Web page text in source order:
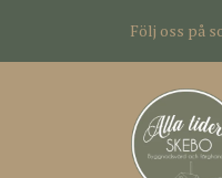
Följ oss på